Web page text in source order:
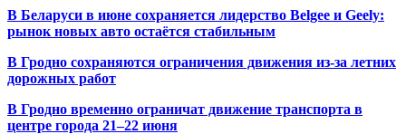
В Беларуси в июне сохраняется лидерство Belgee и Geely:
рынок новых авто остаётся стабильным
В Гродно сохраняются ограничения движения из-за летних
дорожных работ
В Гродно временно ограничат движение транспорта в
центре города 21–22 июня